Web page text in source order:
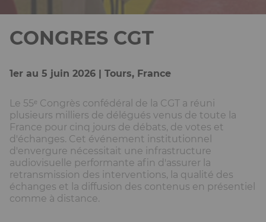
CONGRES CGT
1er au 5 juin 2026 | Tours, France
Le 55ᵉ Congrès confédéral de la CGT a réuni
plusieurs milliers de délégués venus de toute la
France pour cinq jours de débats, de votes et
d'échanges. Cet événement institutionnel
d'envergure nécessitait une infrastructure
audiovisuelle performante afin d'assurer la
retransmission des interventions, la qualité des
échanges et la diffusion des contenus en présentiel
comme à distance.